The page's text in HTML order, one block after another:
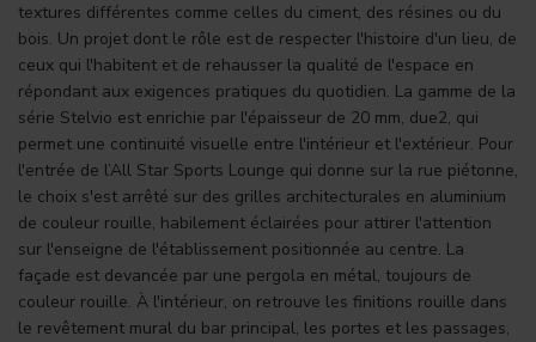
textures différentes comme celles du ciment, des résines ou du
bois. Un projet dont le rôle est de respecter l'histoire d'un lieu, de
ceux qui l'habitent et de rehausser la qualité de l'espace en
répondant aux exigences pratiques du quotidien. La gamme de la
série Stelvio est enrichie par l'épaisseur de 20 mm, due2, qui
permet une continuité visuelle entre l'intérieur et l'extérieur. Pour
l'entrée de l’All Star Sports Lounge qui donne sur la rue piétonne,
le choix s'est arrêté sur des grilles architecturales en aluminium
de couleur rouille, habilement éclairées pour attirer l'attention
sur l'enseigne de l'établissement positionnée au centre. La
façade est devancée par une pergola en métal, toujours de
couleur rouille. À l'intérieur, on retrouve les finitions rouille dans
le revêtement mural du bar principal, les portes et les passages,